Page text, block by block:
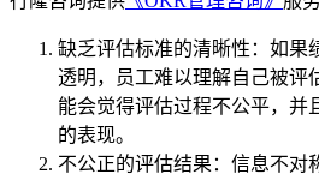
缺乏评估标准的清晰性：如果
透明，员工难以理解自己被评
能会觉得评估过程不公平，并
的表现。
不公正的评估结果：信息不对